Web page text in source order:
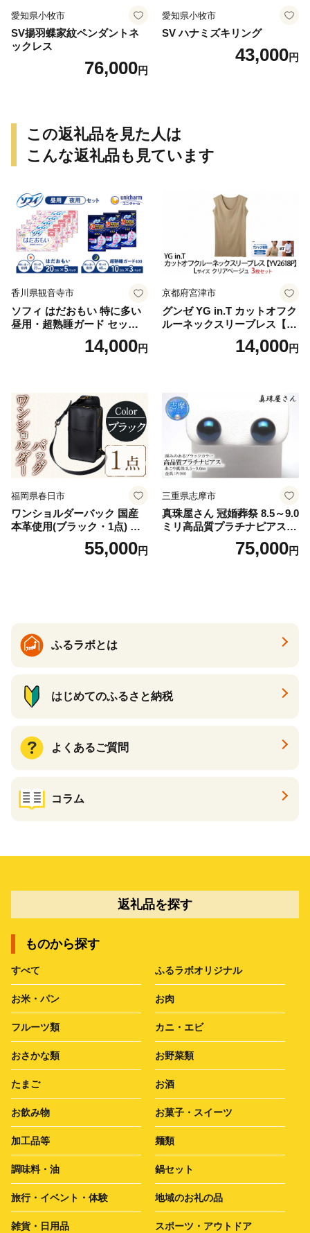
愛知県小牧市
SV揚羽蝶家紋ペンダントネ
ックレス
76,000円
愛知県小牧市
SV ハナミズキリング
43,000円
この返礼品を見た人は
こんな返礼品も見ています
香川県観音寺市
ソフィ はだおもい 特に多い
昼用・超熟睡ガード セット
羽付き ナプキン 生理用品 サ
ニタリー ユニ・チャーム
14,000円
京都府宮津市
グンゼ YG in.T カットオフク
ルーネックスリーブレス【Y
V2618P】Lサイズ クリアベ
ージュ3枚セット [№5716-04
14,000円
福岡県春日市
ワンショルダーバック 国産
本革使用(ブラック・1点) 鞄
バック バッグ カバン レザー
国産 日本製 牛革 黒 革 革製
55,000円
三重県志摩市
真珠屋さん 冠婚葬祭 8.5～9.0
ミリ高品質プラチナピアス P
t900 志摩産アコヤ真珠 ブラ
ックパール 黒真珠75,000円
ふるラボとは
はじめてのふるさと納税
よくあるご質問
コラム
返礼品を探す
ものから探す
すべて ふるラボオリジナル
お米・パン お肉
フルーツ類 カニ・エビ
おさかな類 お野菜類
たまご お酒
お飲み物 お菓子・スイーツ
加工品等 麺類
調味料・油 鍋セット
旅行・イベント・体験 地域のお礼の品
雑貨・日用品 スポーツ・アウトドア